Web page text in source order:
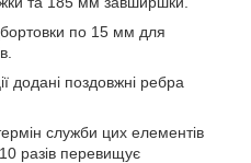
по 15 мм для
додані поздовжні ребра
служби цих елементів
разів перевищує